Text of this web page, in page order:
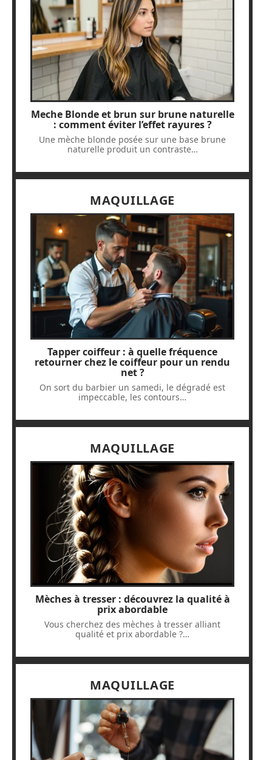
Meche Blonde et brun sur brune naturelle
: comment éviter l’effet rayures ?
Une mèche blonde posée sur une base brune
naturelle produit un contraste…
MAQUILLAGE
Tapper coiffeur : à quelle fréquence
retourner chez le coiffeur pour un rendu
net ?
On sort du barbier un samedi, le dégradé est
impeccable, les contours…
MAQUILLAGE
Mèches à tresser : découvrez la qualité à
prix abordable
Vous cherchez des mèches à tresser alliant
qualité et prix abordable ?…
MAQUILLAGE